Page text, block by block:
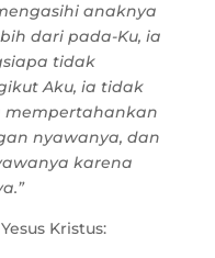
anaknya
dari pada-Ku, ia
tidak
Aku, ia tidak
mempertahankan
nyawanya, dan
karena
Kristus: